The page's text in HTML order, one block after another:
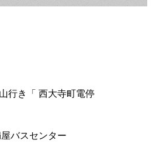
行き「 西大寺町電停
バスセンター